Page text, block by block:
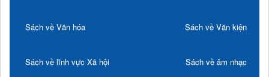
Sách về Văn hóa Sách về Văn kiện
Sách về lĩnh vực Xã hội Sách về âm nhạc